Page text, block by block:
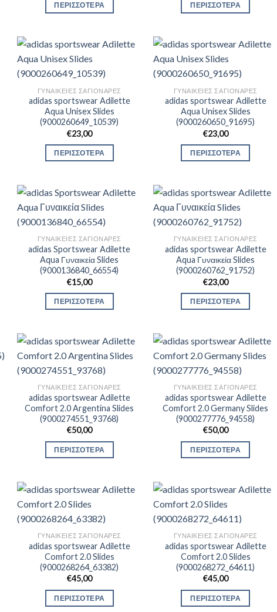
ΠΕΡΙΣΣΟΤΕΡΑ ΠΕΡΙΣΣΟΤΕΡΑ
ΓΥΝΑΙΚΕΊΕΣ ΣΑΓΙΟΝΆΡΕΣ
adidas sportswear Adilette
Aqua Unisex Slides
(9000260649_10539)
€23,00
ΠΕΡΙΣΣΟΤΕΡΑ
ΓΥΝΑΙΚΕΊΕΣ ΣΑΓΙΟΝΆΡΕΣ
adidas sportswear Adilette
Aqua Unisex Slides
(9000260650_91695)
€23,00
ΠΕΡΙΣΣΟΤΕΡΑ
ΓΥΝΑΙΚΕΊΕΣ ΣΑΓΙΟΝΆΡΕΣ
adidas Sportswear Adilette
Aqua Γυναικεία Slides
(9000136840_66554)
€15,00
ΠΕΡΙΣΣΟΤΕΡΑ
ΓΥΝΑΙΚΕΊΕΣ ΣΑΓΙΟΝΆΡΕΣ
adidas sportswear Adilette
Aqua Γυναικεία Slides
(9000260762_91752)
€23,00
ΠΕΡΙΣΣΟΤΕΡΑ
ΓΥΝΑΙΚΕΊΕΣ ΣΑΓΙΟΝΆΡΕΣ
adidas sportswear Adilette
Comfort 2.0 Argentina Slides
(9000274551_93768)
€50,00
ΠΕΡΙΣΣΟΤΕΡΑ
ΓΥΝΑΙΚΕΊΕΣ ΣΑΓΙΟΝΆΡΕΣ
adidas sportswear Adilette
Comfort 2.0 Germany Slides
(9000277776_94558)
€50,00
ΠΕΡΙΣΣΟΤΕΡΑ
ΓΥΝΑΙΚΕΊΕΣ ΣΑΓΙΟΝΆΡΕΣ
adidas sportswear Adilette
Comfort 2.0 Slides
(9000268264_63382)
€45,00
ΠΕΡΙΣΣΟΤΕΡΑ
ΓΥΝΑΙΚΕΊΕΣ ΣΑΓΙΟΝΆΡΕΣ
adidas sportswear Adilette
Comfort 2.0 Slides
(9000268272_64611)
€45,00
ΠΕΡΙΣΣΟΤΕΡΑ